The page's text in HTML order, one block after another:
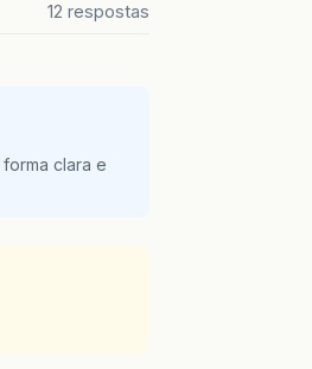
12 respostas
clara e